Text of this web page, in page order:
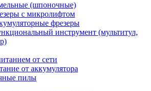
(шпоночные)
с микролифтом
фрезеры
инструмент (мультитул,
от сети
от аккумулятора
пилы